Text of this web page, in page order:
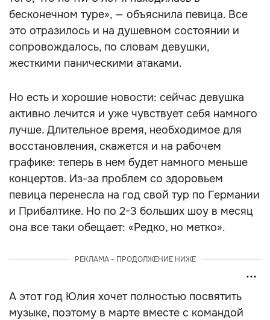
бесконечном туре», — объяснила певица. Все
это отразилось и на душевном состоянии и
сопровождалось, по словам девушки,
жесткими паническими атаками.
Но есть и хорошие новости: сейчас девушка
активно лечится и уже чувствует себя намного
лучше. Длительное время, необходимое для
восстановления, скажется и на рабочем
графике: теперь в нем будет намного меньше
концертов. Из-за проблем со здоровьем
певица перенесла на год свой тур по Германии
и Прибалтике. Но по 2-3 больших шоу в месяц
она все таки обещает: «Редко, но метко».
РЕКЛАМА - ПРОДОЛЖЕНИЕ НИЖЕ
А этот год Юлия хочет полностью посвятить
музыке, поэтому в марте вместе с командой